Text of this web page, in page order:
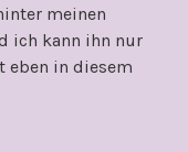
meinen
ich kann ihn nur
eben in diesem